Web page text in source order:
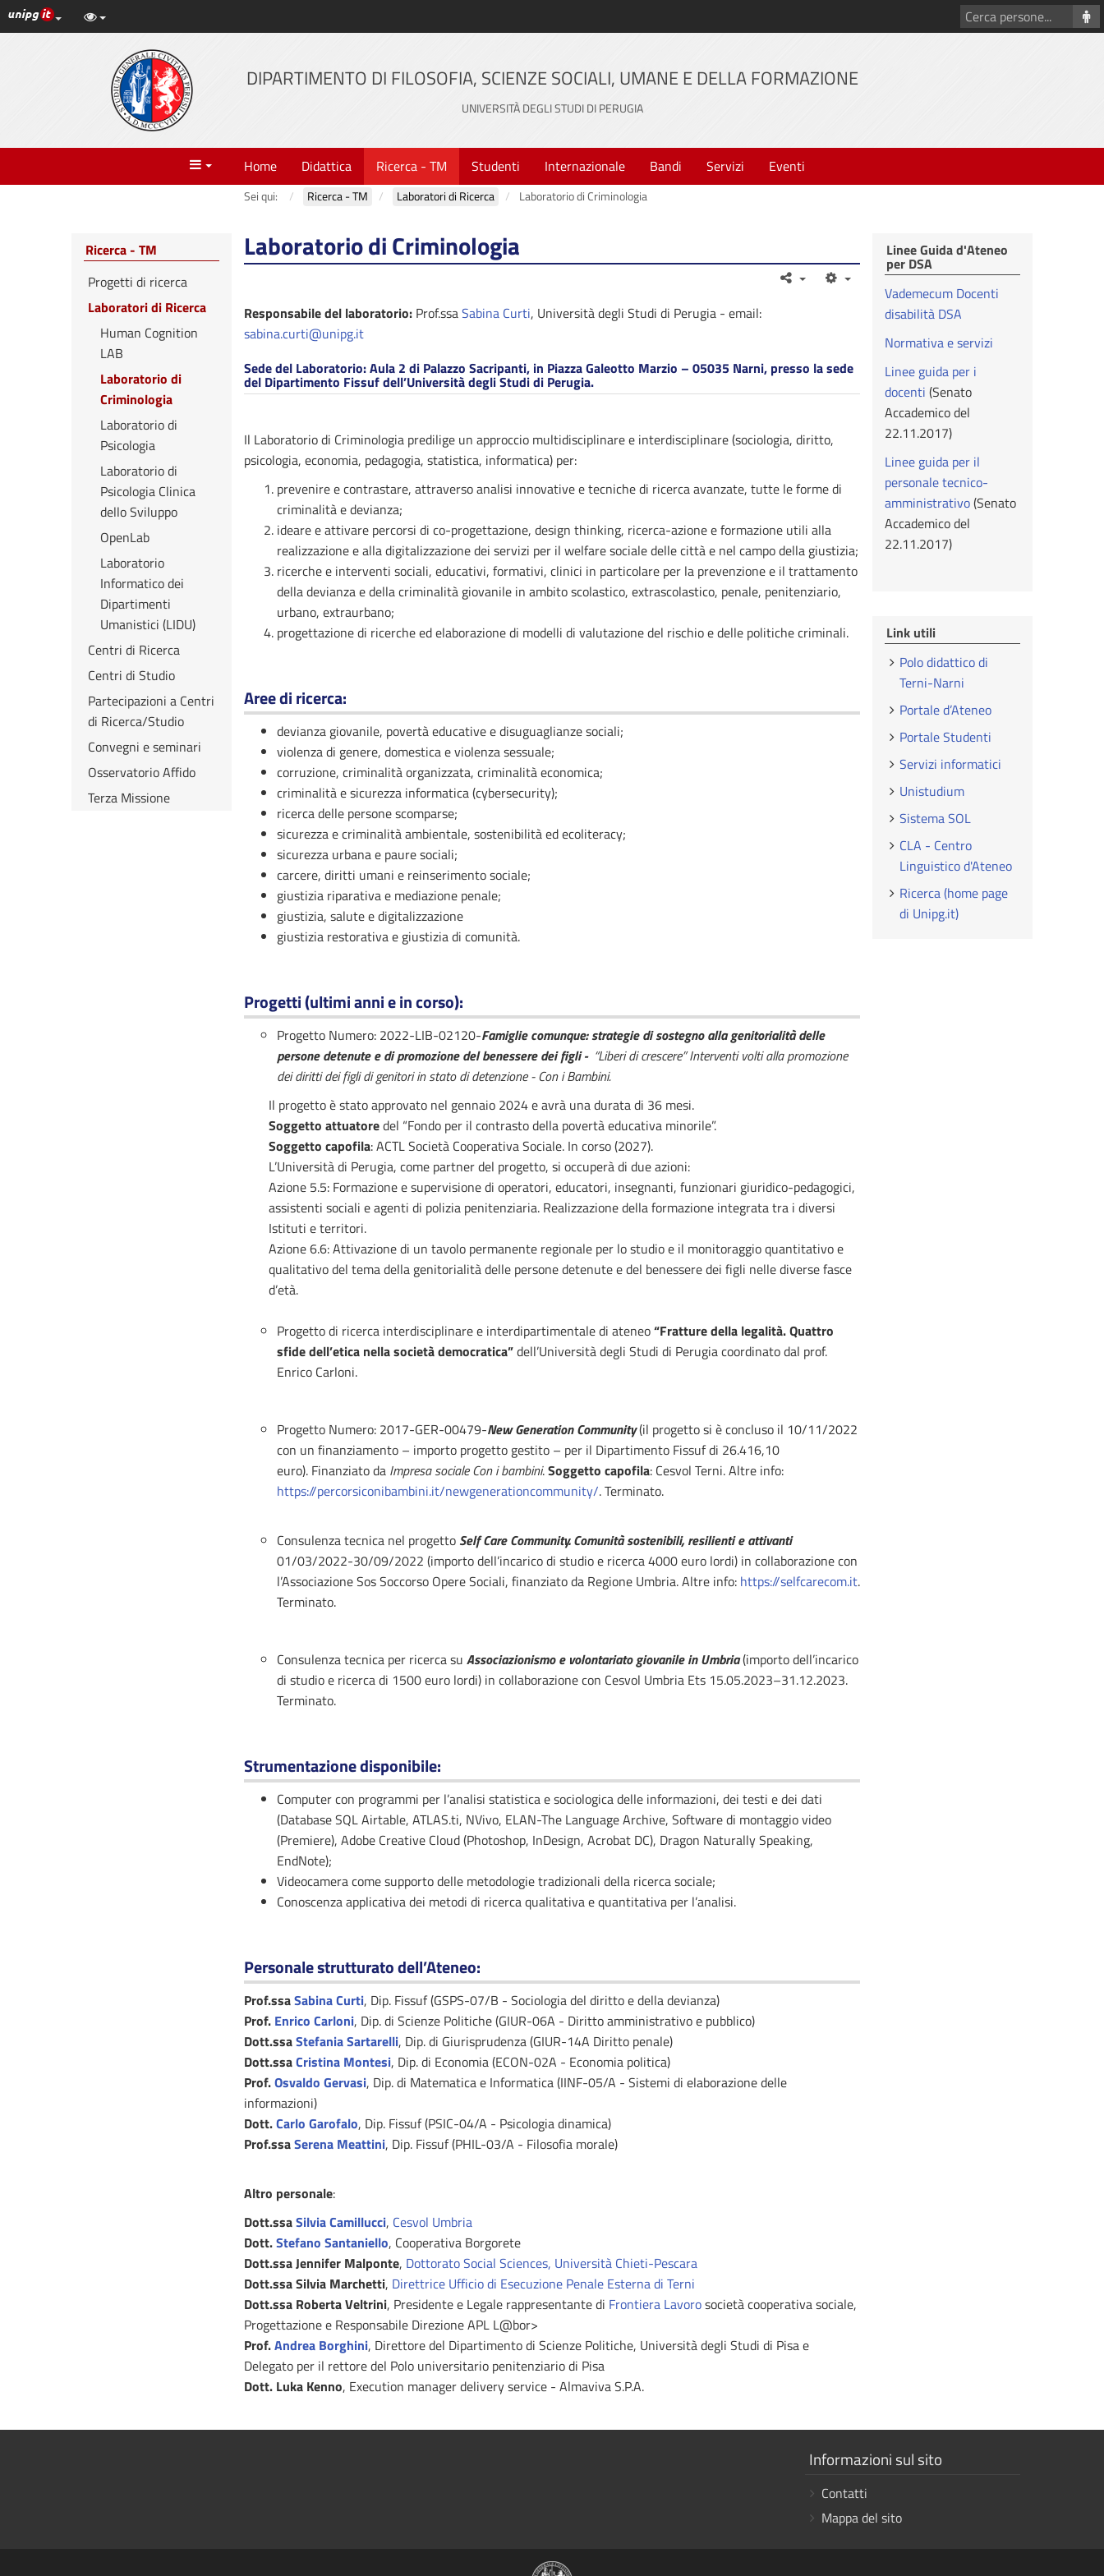
Vai
al
Link ai principali servizi web di Ateneo
Cerca
persone
DIPARTIMENTO DI FILOSOFIA, SCIENZE SOCIALI, UMANE E DELLA FORMAZIONE
UNIVERSITÀ DEGLI STUDI DI PERUGIA
Menu Home Didattica Ricerca - TM Studenti Internazionale Bandi Servizi Eventi
Sei qui: Ricerca - TM Laboratori di Ricerca Laboratorio di Criminologia
Laboratorio di Criminologia
Responsabile del laboratorio: Prof.ssaSabina Curti, Università degli Studi di Perugia - email:
sabina.curti@unipg.it
Sede del Laboratorio: Aula 2 di Palazzo Sacripanti, in Piazza Galeotto Marzio – 05035 Narni, presso la sede
del Dipartimento Fissuf dell’Università degli Studi di Perugia.
Il Laboratorio di Criminologia predilige un approccio multidisciplinare e interdisciplinare (sociologia, diritto,
psicologia, economia, pedagogia, statistica, informatica) per:
prevenire e contrastare, attraverso analisi innovative e tecniche di ricerca avanzate, tutte le forme di
criminalità e devianza;
ideare e attivare percorsi di co-progettazione, design thinking, ricerca-azione e formazione utili alla
realizzazione e alla digitalizzazione dei servizi per il welfare sociale delle città e nel campo della giustizia;
ricerche e interventi sociali, educativi, formativi, clinici in particolare per la prevenzione e il trattamento
della devianza e della criminalità giovanile in ambito scolastico, extrascolastico, penale, penitenziario,
urbano, extraurbano;
progettazione di ricerche ed elaborazione di modelli di valutazione del rischio e delle politiche criminali.
Aree di ricerca:
devianza giovanile, povertà educative e disuguaglianze sociali;
violenza di genere, domestica e violenza sessuale;
corruzione, criminalità organizzata, criminalità economica;
criminalità e sicurezza informatica (cybersecurity);
ricerca delle persone scomparse;
sicurezza e criminalità ambientale, sostenibilità ed ecoliteracy;
sicurezza urbana e paure sociali;
carcere, diritti umani e reinserimento sociale;
giustizia riparativa e mediazione penale;
giustizia, salute e digitalizzazione
giustizia restorativa e giustizia di comunità.
Progetti (ultimi anni e in corso):
Progetto Numero: 2022-LIB-02120-Famiglie comunque: strategie di sostegno alla genitorialità delle
persone detenute e di promozione del benessere dei figli - “Liberi di crescere” Interventi volti alla promozione
dei diritti dei figli di genitori in stato di detenzione - Con i Bambini.
Il progetto è stato approvato nel gennaio 2024 e avrà una durata di 36 mesi.
Soggetto attuatoredel “Fondo per il contrasto della povertà educativa minorile”.
Soggetto capofila: ACTL Società Cooperativa Sociale. In corso (2027).
L’Università di Perugia, come partner del progetto, si occuperà di due azioni:
Azione 5.5: Formazione e supervisione di operatori, educatori, insegnanti, funzionari giuridico-pedagogici,
assistenti sociali e agenti di polizia penitenziaria. Realizzazione della formazione integrata tra i diversi
Istituti e territori.
Azione 6.6: Attivazione di un tavolo permanente regionale per lo studio e il monitoraggio quantitativo e
qualitativo del tema della genitorialità delle persone detenute e del benessere dei figli nelle diverse fasce
d’età.
Progetto di ricerca interdisciplinare e interdipartimentale di ateneo“Fratture della legalità. Quattro
sfide dell’etica nella società democratica”dell’Università degli Studi di Perugia coordinato dal prof.
Enrico Carloni.
Progetto Numero: 2017-GER-00479-New Generation Community(il progetto si è concluso il 10/11/2022
con un finanziamento – importo progetto gestito – per il Dipartimento Fissuf di 26.416,10
euro). Finanziato da Impresa sociale Con i bambini.Soggetto capofila: Cesvol Terni. Altre info:
https://percorsiconibambini.it/newgenerationcommunity/. Terminato.
Consulenza tecnica nel progetto Self Care Community. Comunità sostenibili, resilienti e attivanti
01/03/2022-30/09/2022 (importo dell’incarico di studio e ricerca 4000 euro lordi) in collaborazione con
l’Associazione Sos Soccorso Opere Sociali, finanziato da Regione Umbria. Altre info: https://selfcarecom.it.
Terminato.
Consulenza tecnica per ricerca su Associazionismo e volontariato giovanile in Umbria(importo dell’incarico
di studio e ricerca di 1500 euro lordi) in collaborazione con Cesvol Umbria Ets 15.05.2023–31.12.2023.
Terminato.
Strumentazione disponibile:
Computer con programmi per l’analisi statistica e sociologica delle informazioni, dei testi e dei dati
(Database SQL Airtable, ATLAS.ti, NVivo, ELAN-The Language Archive, Software di montaggio video
(Premiere), Adobe Creative Cloud (Photoshop, InDesign, Acrobat DC), Dragon Naturally Speaking,
EndNote);
Videocamera come supporto delle metodologie tradizionali della ricerca sociale;
Conoscenza applicativa dei metodi di ricerca qualitativa e quantitativa per l’analisi.
Personale strutturato dell’Ateneo:
Prof.ssaSabina Curti, Dip. Fissuf (GSPS-07/B - Sociologia del diritto e della devianza)
Prof. Enrico Carloni, Dip. di Scienze Politiche (GIUR-06A - Diritto amministrativo e pubblico)
Dott.ssaStefania Sartarelli, Dip. di Giurisprudenza (GIUR-14A Diritto penale)
Dott.ssaCristina Montesi, Dip. di Economia (ECON-02A - Economia politica)
Prof.Osvaldo Gervasi, Dip. di Matematica e Informatica (IINF-05/A - Sistemi di elaborazione delle
informazioni)
Dott.Carlo Garofalo, Dip. Fissuf (PSIC-04/A - Psicologia dinamica)
Prof.ssaSerena Meattini, Dip. Fissuf (PHIL-03/A - Filosofia morale)
Altro personale:
Dott.ssaSilvia Camillucci, Cesvol Umbria
Dott.Stefano Santaniello, Cooperativa Borgorete
Dott.ssa Jennifer Malponte, Dottorato Social Sciences, Università Chieti-Pescara
Dott.ssa Silvia Marchetti, Direttrice Ufficio di Esecuzione Penale Esterna di Terni
Dott.ssa Roberta Veltrini, Presidente e Legale rappresentante di Frontiera Lavorosocietà cooperativa sociale,
Progettazione e Responsabile Direzione APL L@bor>
Prof.Andrea Borghini, Direttore del Dipartimento di Scienze Politiche, Università degli Studi di Pisa e
Delegato per il rettore del Polo universitario penitenziario di Pisa
Dott. Luka Kenno, Execution manager delivery service - Almaviva S.P.A.
Ricerca - TM
Progetti di ricerca
Laboratori di Ricerca
Human Cognition
LAB
Laboratorio di
Criminologia
Laboratorio di
Psicologia
Laboratorio di
Psicologia Clinica
dello Sviluppo
OpenLab
Laboratorio
Informatico dei
Dipartimenti
Umanistici (LIDU)
Centri di Ricerca
Centri di Studio
Partecipazioni a Centri
di Ricerca/Studio
Convegni e seminari
Osservatorio Affido
Terza Missione
Linee Guida d'Ateneo
per DSA
Vademecum Docenti
disabilità DSA
Normativa e servizi
Linee guida per i
docenti (Senato
Accademico del
22.11.2017)
Linee guida per il
personale tecnico-
amministrativo(Senato
Accademico del
22.11.2017)
Link utili
Polo didattico di
Terni-Narni
Portale d’Ateneo
Portale Studenti
Servizi informatici
Unistudium
Sistema SOL
CLA - Centro
Linguistico d'Ateneo
Ricerca (home page
di Unipg.it)
Mostra
link
Informazioni sul sito
Contatti
Mappa del sito